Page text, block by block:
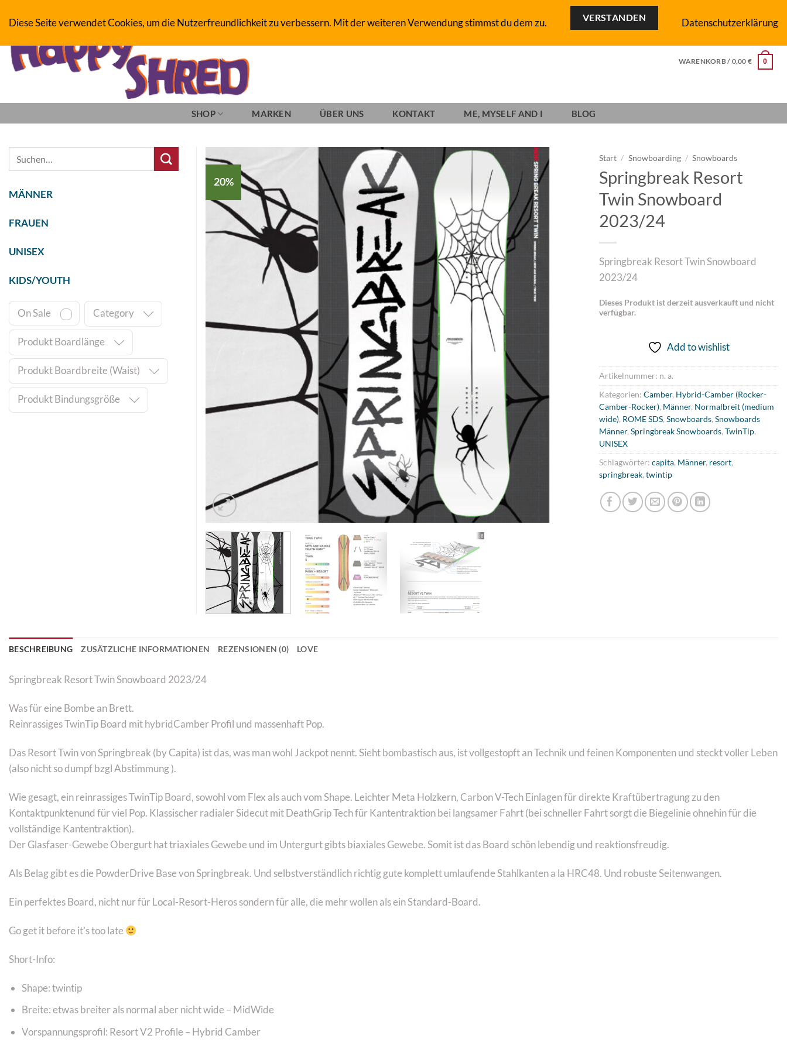
Inhalt
WARENKORB / 0,00 € 0
SHOP MARKEN ÜBER UNS KONTAKT ME, MYSELF AND I BLOG
20%
Start / Snowboarding / Snowboards
Springbreak Resort
Twin Snowboard
2023/24
Springbreak Resort Twin Snowboard
2023/24
Dieses Produkt ist derzeit ausverkauft und nicht
verfügbar.
Add to wishlist
Artikelnummer: n. a.
Kategorien: Camber, Hybrid-Camber (Rocker-
Camber-Rocker), Männer, Normalbreit (medium
wide), ROME SDS, Snowboards, Snowboards
Männer, Springbreak Snowboards, TwinTip,
UNISEX
Schlagwörter: capita, Männer, resort,
springbreak, twintip
MÄNNER
FRAUEN
UNISEX
KIDS/YOUTH
On Sale Category
Produkt Boardlänge
Produkt Boardbreite (Waist)
Produkt Bindungsgröße
BESCHREIBUNG ZUSÄTZLICHE INFORMATIONEN REZENSIONEN (0) LOVE
Springbreak Resort Twin Snowboard 2023/24
Was für eine Bombe an Brett.
Reinrassiges TwinTip Board mit hybridCamber Profil und massenhaft Pop.
Das Resort Twin von Springbreak (by Capita) ist das, was man wohl Jackpot nennt. Sieht bombastisch aus, ist vollgestopft an Technik und feinen Komponenten und steckt voller Leben
(also nicht so dumpf bzgl Abstimmung ).
Wie gesagt, ein reinrassiges TwinTip Board, sowohl vom Flex als auch vom Shape. Leichter Meta Holzkern, Carbon V-Tech Einlagen für direkte Kraftübertragung zu den
Kontaktpunktenund für viel Pop. Klassischer radialer Sidecut mit DeathGrip Tech für Kantentraktion bei langsamer Fahrt (bei schneller Fahrt sorgt die Biegelinie ohnehin für die
vollständige Kantentraktion).
Der Glasfaser-Gewebe Obergurt hat triaxiales Gewebe und im Untergurt gibts biaxiales Gewebe. Somit ist das Board schön lebendig und reaktionsfreudig.
Als Belag gibt es die PowderDrive Base von Springbreak. Und selbstverständlich richtig gute komplett umlaufende Stahlkanten a la HRC48. Und robuste Seitenwangen.
Ein perfektes Board, nicht nur für Local-Resort-Heros sondern für alle, die mehr wollen als ein Standard-Board.
Go get it before it’s too late
Short-Info:
Shape: twintip
Breite: etwas breiter als normal aber nicht wide – MidWide
Vorspannungsprofil: Resort V2 Profile – Hybrid Camber
Diese Seite verwendet Cookies, um die Nutzerfreundlichkeit zu verbessern. Mit der weiteren Verwendung stimmst du dem zu. VERSTANDEN Datenschutzerklärung